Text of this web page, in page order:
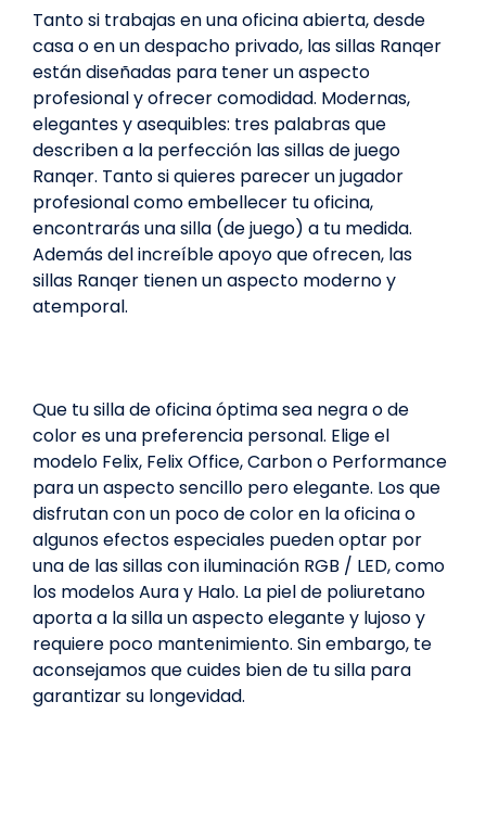
Tanto si trabajas en una oficina abierta, desde
casa o en un despacho privado, las sillas Ranqer
están diseñadas para tener un aspecto
profesional y ofrecer comodidad. Modernas,
elegantes y asequibles: tres palabras que
describen a la perfección las sillas de juego
Ranqer. Tanto si quieres parecer un jugador
profesional como embellecer tu oficina,
encontrarás una silla (de juego) a tu medida.
Además del increíble apoyo que ofrecen, las
sillas Ranqer tienen un aspecto moderno y
atemporal.
Que tu silla de oficina óptima sea negra o de
color es una preferencia personal. Elige el
modelo Felix, Felix Office, Carbon o Performance
para un aspecto sencillo pero elegante. Los que
disfrutan con un poco de color en la oficina o
algunos efectos especiales pueden optar por
una de las sillas con iluminación RGB / LED, como
los modelos Aura y Halo. La piel de poliuretano
aporta a la silla un aspecto elegante y lujoso y
requiere poco mantenimiento. Sin embargo, te
aconsejamos que cuides bien de tu silla para
garantizar su longevidad.